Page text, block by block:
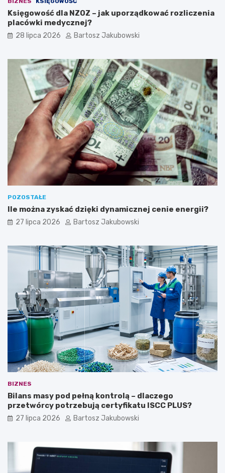
a
s
n
ą
Księgowość dla NZOZ – jak uporządkować rozliczenia
placówki medycznej?
28 lipca 2026 Bartosz Jakubowski
POZOSTAŁE
Ile można zyskać dzięki dynamicznej cenie energii?
27 lipca 2026 Bartosz Jakubowski
BIZNES
Bilans masy pod pełną kontrolą – dlaczego
przetwórcy potrzebują certyfikatu ISCC PLUS?
27 lipca 2026 Bartosz Jakubowski